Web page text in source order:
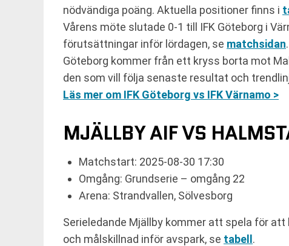
nödvändiga poäng. Aktuella positioner finns i
Vårens möte slutade 0-1 till IFK Göteborg i
förutsättningar inför lördagen, se matchsidan.
Göteborg kommer från ett kryss borta mot
den som vill följa senaste resultat och
Läs mer om IFK Göteborg vs IFK Värnamo >
MJÄLLBY AIF VS
Matchstart: 2025-08-30 17:30
Omgång: Grundserie – omgång 22
Arena: Strandvallen, Sölvesborg
Serieledande Mjällby kommer att spela för
och målskillnad inför avspark, se tabell .